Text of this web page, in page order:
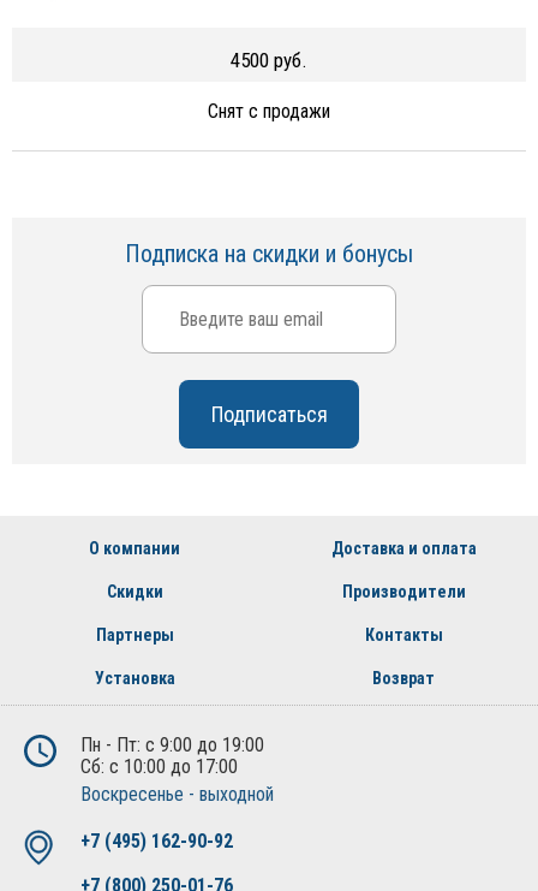
4500 руб.
Снят с продажи
Подписка на скидки и бонусы
О компании Доставка и оплата
Скидки Производители
Партнеры Контакты
Установка Возврат
Пн - Пт: с 9:00 до 19:00
Сб: с 10:00 до 17:00
Воскресенье - выходной
+7 (495) 162-90-92
+7 (800) 250-01-76